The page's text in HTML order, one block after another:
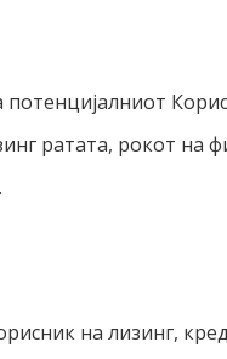
ратата, рокот на
на лизинг,